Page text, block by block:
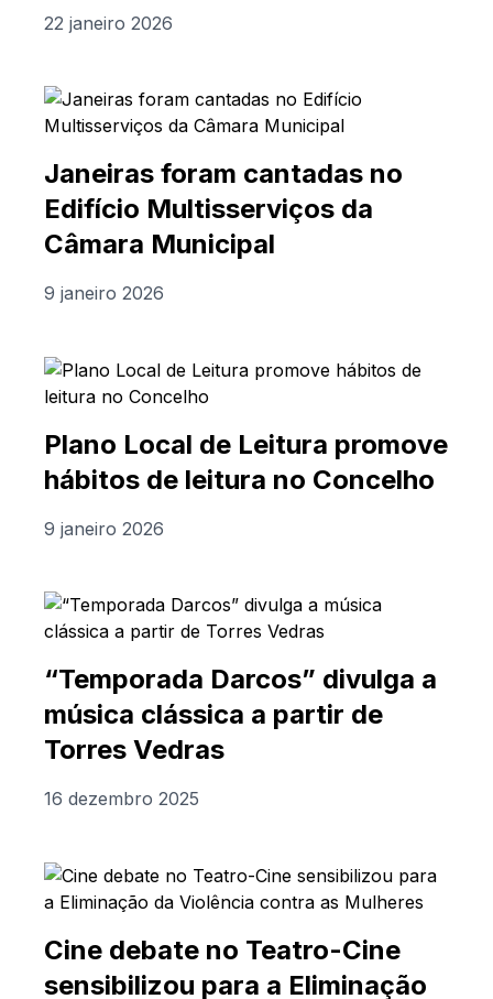
22 janeiro 2026
Janeiras foram cantadas no
Edifício Multisserviços da
Câmara Municipal
9 janeiro 2026
Plano Local de Leitura promove
hábitos de leitura no Concelho
9 janeiro 2026
“Temporada Darcos” divulga a
música clássica a partir de
Torres Vedras
16 dezembro 2025
Cine debate no Teatro-Cine
sensibilizou para a Eliminação